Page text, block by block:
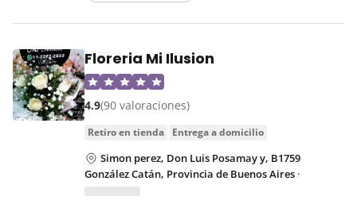
Floreria Mi Ilusion
4.9(90 valoraciones)
retiro en tienda entrega a domicilio
Simon perez, Don Luis Posamay y, B1759
González Catán, Provincia de Buenos Aires ·